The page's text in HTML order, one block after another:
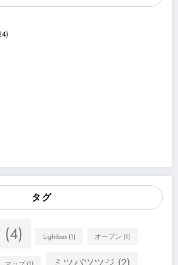
タグ
(4) Lightbox(1) オープン (1)